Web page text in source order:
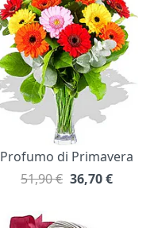
Profumo di Primavera
51,90 € 36,70€